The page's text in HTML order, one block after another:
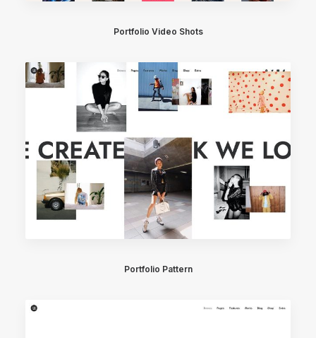
Portfolio Video Shots
Portfolio Pattern